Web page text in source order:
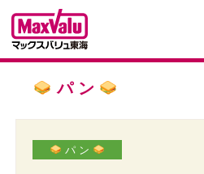
パ ン
パ ン